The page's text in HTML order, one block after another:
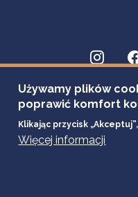
Używamy plików
poprawić komfort
Klikając przycisk
Więcej informacji